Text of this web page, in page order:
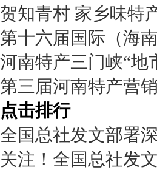
贺知青村 家乡味特
第十六届国际（海
河南特产三门峡“地
第三届河南特产营
点击排行
全国总社发文部署
关注！全国总社发